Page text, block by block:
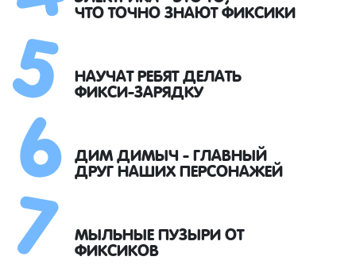
ЧТО ТОЧНО ЗНАЮТ ФИКСИКИ
НАУЧАТ РЕБЯТ ДЕЛАТЬ
ФИКСИ-ЗАРЯДКУ
ДИМ ДИМЫЧ - ГЛАВНЫЙ
ДРУГ НАШИХ ПЕРСОНАЖЕЙ
МЫЛЬНЫЕ ПУЗЫРИ ОТ
ФИКСИКОВ